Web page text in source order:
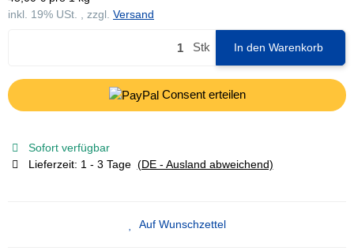
inkl. 19% USt. , zzgl. Versand
Stk In den Warenkorb
Consent erteilen
Sofort verfügbar
Lieferzeit: 1 - 3 Tage (DE - Ausland abweichend)
Auf Wunschzettel